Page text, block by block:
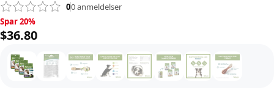
00anmeldelser
Spar 20%, $36.80
Spar 20%
$36.80